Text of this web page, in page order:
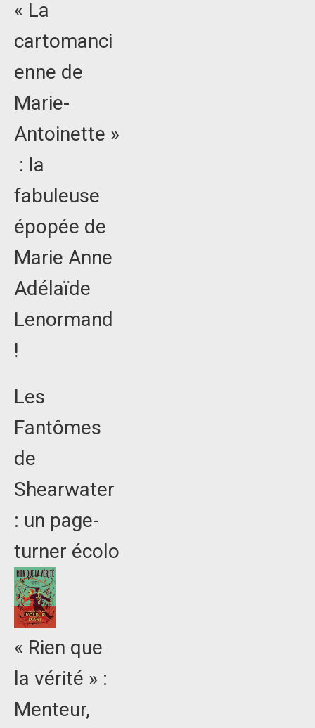
« La
cartomanci
enne de
Marie-
Antoinette »
: la
fabuleuse
épopée de
Marie Anne
Adélaïde
Lenormand
!
Les
Fantômes
de
Shearwater
: un page-
turner écolo
« Rien que
la vérité » :
Menteur,